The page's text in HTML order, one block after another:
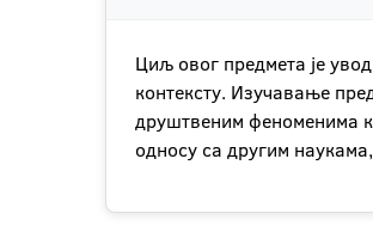
Циљ овог предмета је
контексту. Изучавање
друштвеним феноменима
односу са другим